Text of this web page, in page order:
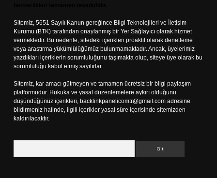
Sitemiz, 5651 Sayılı Kanun gereğince Bilgi Teknolojileri ve İletişim
Kurumu (BTK) tarafından onaylanmış bir Yer Sağlayıcı olarak hizmet
vermektedir. Bu nedenle, sitedeki içerikleri proaktif olarak denetleme
veya araştırma yükümlülüğümüz bulunmamaktadır. Ancak, üyelerimiz
yazdıkları içeriklerin sorumluluğunu taşımakta olup, siteye üye olarak bu
sorumluluğu kabul etmiş sayılırlar.
Sitemiz, kar amacı gütmeyen ve tamamen ücretsiz bir bilgi paylaşım
platformudur. Hukuka ve yasal düzenlemelere aykırı olduğunu
düşündüğünüz içerikleri, backlinkpanelicomtr@gmail.com adresine
bildirmeniz halinde, ilgili içerikler yasal süre içerisinde sitemizden
kaldırılacaktır.